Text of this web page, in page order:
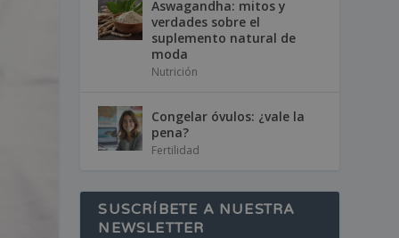
Aswagandha: mitos y
verdades sobre el
suplemento natural de
moda
Nutrición
Congelar óvulos: ¿vale la
pena?
Fertilidad
SUSCRÍBETE A NUESTRA
NEWSLETTER